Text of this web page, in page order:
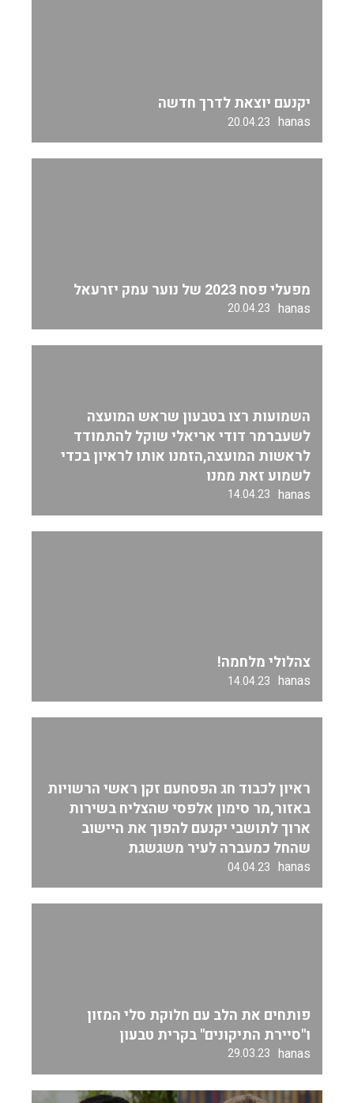
יקנעם יוצאת לדרך חדשה
hanas
20.04.23
מפעלי פסח 2023 של נוער עמק יזרעאל
hanas
20.04.23
השמועות רצו בטבעון שראש המועצה
לשעברמר דודי אריאלי שוקל להתמודד
לראשות המועצה,הזמנו אותו לראיון בכדי
לשמוע זאת ממנו
hanas
14.04.23
צהלולי מלחמה!
hanas
14.04.23
ראיון לכבוד חג הפסחעם זקן ראשי הרשויות
באזור,מר סימון אלפסי שהצליח בשירות
ארוך לתושבי יקנעם להפוך את היישוב
שהחל כמעברה לעיר משגשגת
hanas
04.04.23
פותחים את הלב עם חלוקת סלי המזון
ו"סיירת התיקונים" בקרית טבעון
hanas
29.03.23